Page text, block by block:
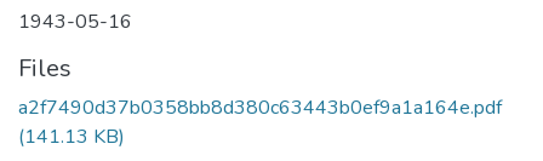
1943-05-16
Files
a2f7490d37b0358bb8d380c63443b0ef9a1a164e.pdf
(141.13 KB)